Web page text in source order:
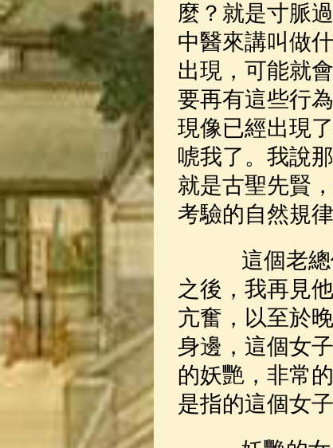
麼？就是寸脈
中醫來講叫做
出現，可能就
要再有這些行
現像已經出現
唬我了。我說
就是古聖先賢
考驗的自然規
這個老總他
之後，我再見
亢奮，以至於
身邊，這個女
的妖艷，非常
是指的這個女